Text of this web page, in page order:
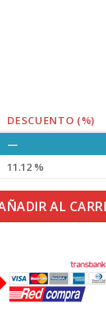
DESCUENTO (%)
—
11.12 %
120w
AL